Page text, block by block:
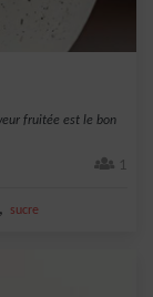
fruitée est le bon
1
, sucre